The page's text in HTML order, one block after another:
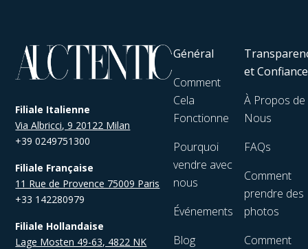
Filiale Italienne
Via Albricci, 9 20122 Milan
+39 0249751300
Filiale Française
11 Rue de Provence 75009 Paris
+33 142280979
Filiale Hollandaise
Lage Mosten 49-63, 4822 NK
Général
Comment
Cela
Fonctionne
Pourquoi
vendre avec
nous
Événements
Blog
et Confiance
À Propos de
Nous
FAQs
Comment
prendre des
photos
Comment